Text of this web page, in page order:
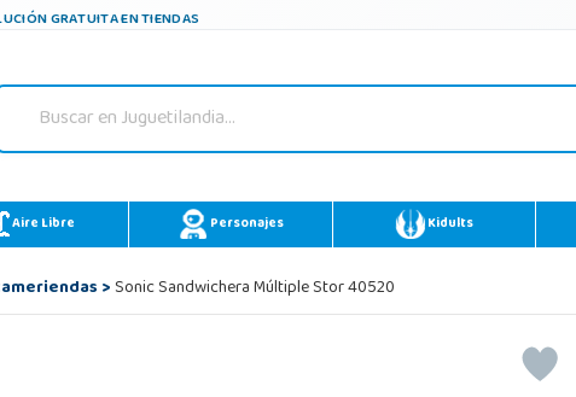
GRATUITA EN TIENDAS
Aire Libre Personajes Kidults
>Sonic Sandwichera Múltiple Stor 40520